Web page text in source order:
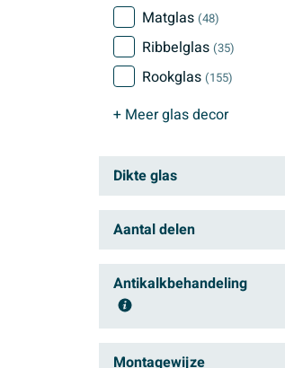
Matglas (48)
Ribbelglas (35)
Rookglas (155)
+ Meerglas decor
Dikte glas
4 mm(9)
5 mm(8)
6 mm(224)
10 mm(27)
Aantal delen
1(549)
3
Antikalkbehandeling
Ja(1238)
Montagewijze